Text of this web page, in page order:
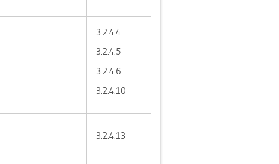
3.​2.​4.​4
3.​2.​4.​5
3.​2.​4.​6
3.​2.​4.​10
3.​2.​4.​13